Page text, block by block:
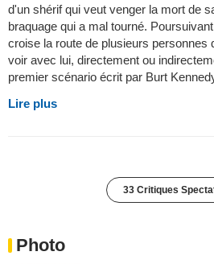
d'un shérif qui veut venger la mort de
braquage qui a mal tourné.
croise la route de plusieurs personnes
voir avec lui, directement ou
premier scénario écrit par Burt
Lire plus
33 Critiques
Photo